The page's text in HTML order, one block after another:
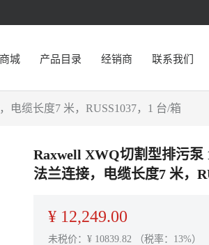
商城 产品目录 经销商 联系我们
电缆长度7 米，RUSS1037，1 台/箱
Raxwell XWQ切割型排污泵
法兰连接，电缆长度7 米，
¥ 12,249.00
未税价：¥ 10839.82（税率：13%）